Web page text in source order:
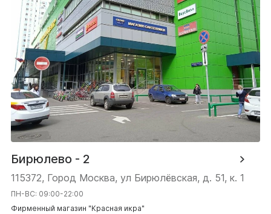
Бирюлево - 2
115372, Город Москва, ул Бирюлёвская, д. 51, к. 1
ПН-ВС: 09:00-22:00
Фирменный магазин "Красная икра"